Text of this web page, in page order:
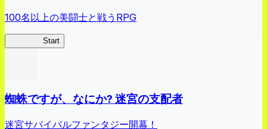
100名以上の美闘士と戦うRPG
Start
蜘蛛ですが、なにか? 迷宮の支配者
迷宮サバイバルファンタジー開幕！